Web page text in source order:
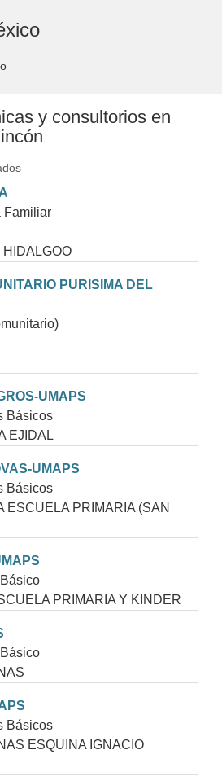
y consultorios en
Familiar
HIDALGOO
PURISIMA DEL
UMAPS
Básicos
EJIDAL
UMAPS
Básicos
ESCUELA PRIMARIA (SAN
PRIMARIA Y KINDER
Básicos
ESQUINA IGNACIO